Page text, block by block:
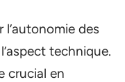
des
technique.
crucial en